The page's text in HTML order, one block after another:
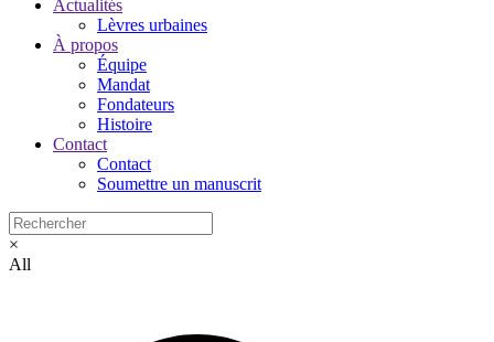
Actualités
Lèvres urbaines
À propos
Équipe
Mandat
Fondateurs
Histoire
Contact
Contact
Soumettre un manuscrit
×
All